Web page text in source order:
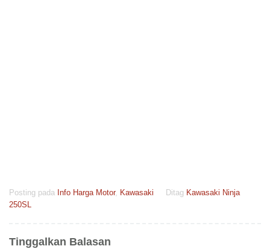
Posting pada Info Harga Motor, Kawasaki Ditag Kawasaki Ninja
250SL
Tinggalkan Balasan